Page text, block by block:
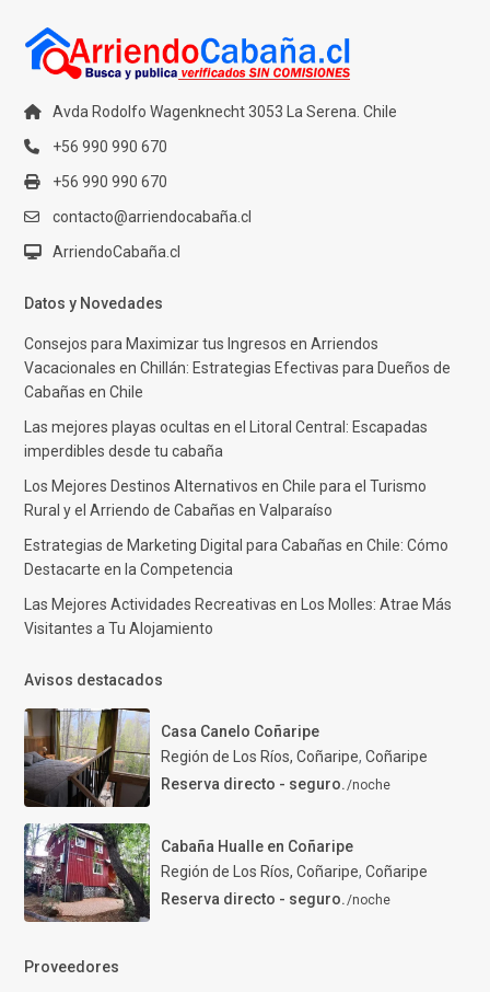
Avda Rodolfo Wagenknecht 3053 La Serena. Chile
+56 990 990 670
+56 990 990 670
contacto@arriendocabaña.cl
ArriendoCabaña.cl
Datos y Novedades
Consejos para Maximizar tus Ingresos en Arriendos
Vacacionales en Chillán: Estrategias Efectivas para Dueños de
Cabañas en Chile
Las mejores playas ocultas en el Litoral Central: Escapadas
imperdibles desde tu cabaña
Los Mejores Destinos Alternativos en Chile para el Turismo
Rural y el Arriendo de Cabañas en Valparaíso
Estrategias de Marketing Digital para Cabañas en Chile: Cómo
Destacarte en la Competencia
Las Mejores Actividades Recreativas en Los Molles: Atrae Más
Visitantes a Tu Alojamiento
Avisos destacados
Casa Canelo Coñaripe
Región de Los Ríos, Coñaripe, Coñaripe
Reserva directo - seguro./noche
Cabaña Hualle en Coñaripe
Región de Los Ríos, Coñaripe, Coñaripe
Reserva directo - seguro./noche
Proveedores